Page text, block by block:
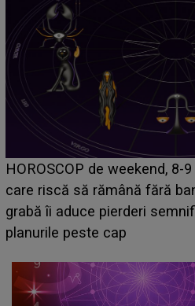
Emanuel a ținut ACEST
acum! În fața Alexandrei,
face o MĂRTURISIRE
sa: "I-am spus și ei în față,